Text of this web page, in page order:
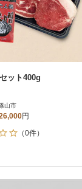
ット400g
山市
円
（0件）